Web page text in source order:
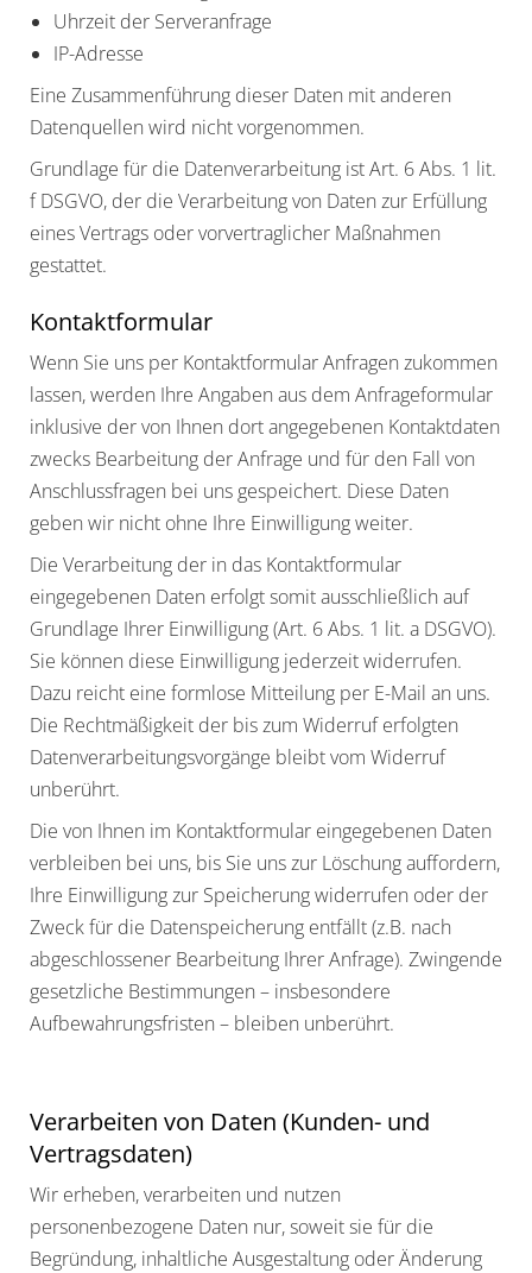
Uhrzeit der Serveranfrage
IP-Adresse
Eine Zusammenführung dieser Daten mit anderen
Datenquellen wird nicht vorgenommen.
Grundlage für die Datenverarbeitung ist Art. 6 Abs. 1 lit.
f DSGVO, der die Verarbeitung von Daten zur Erfüllung
eines Vertrags oder vorvertraglicher Maßnahmen
gestattet.
Kontaktformular
Wenn Sie uns per Kontaktformular Anfragen zukommen
lassen, werden Ihre Angaben aus dem Anfrageformular
inklusive der von Ihnen dort angegebenen Kontaktdaten
zwecks Bearbeitung der Anfrage und für den Fall von
Anschlussfragen bei uns gespeichert. Diese Daten
geben wir nicht ohne Ihre Einwilligung weiter.
Die Verarbeitung der in das Kontaktformular
eingegebenen Daten erfolgt somit ausschließlich auf
Grundlage Ihrer Einwilligung (Art. 6 Abs. 1 lit. a DSGVO).
Sie können diese Einwilligung jederzeit widerrufen.
Dazu reicht eine formlose Mitteilung per E-Mail an uns.
Die Rechtmäßigkeit der bis zum Widerruf erfolgten
Datenverarbeitungsvorgänge bleibt vom Widerruf
unberührt.
Die von Ihnen im Kontaktformular eingegebenen Daten
verbleiben bei uns, bis Sie uns zur Löschung auffordern,
Ihre Einwilligung zur Speicherung widerrufen oder der
Zweck für die Datenspeicherung entfällt (z.B. nach
abgeschlossener Bearbeitung Ihrer Anfrage). Zwingende
gesetzliche Bestimmungen – insbesondere
Aufbewahrungsfristen – bleiben unberührt.
Verarbeiten von Daten (Kunden- und
Vertragsdaten)
Wir erheben, verarbeiten und nutzen
personenbezogene Daten nur, soweit sie für die
Begründung, inhaltliche Ausgestaltung oder Änderung